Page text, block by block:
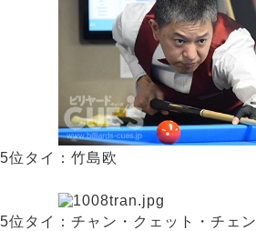
5位タイ：竹島欧
5位タイ：チャン・クェット・チェン